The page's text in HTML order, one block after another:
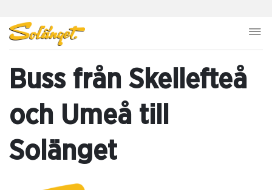
Buss från Skellefteå
och Umeå till
Solänget